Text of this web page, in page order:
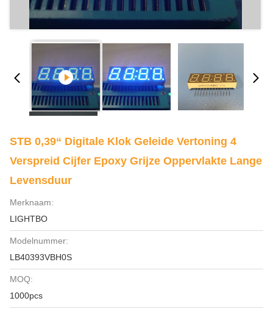
STB 0,39“ Digitale Klok Geleide Vertoning 4
Verspreid Cijfer Epoxy Grijze Oppervlakte Lange
Levensduur
Merknaam:
LIGHTBO
Modelnummer:
LB40393VBH0S
MOQ:
1000pcs